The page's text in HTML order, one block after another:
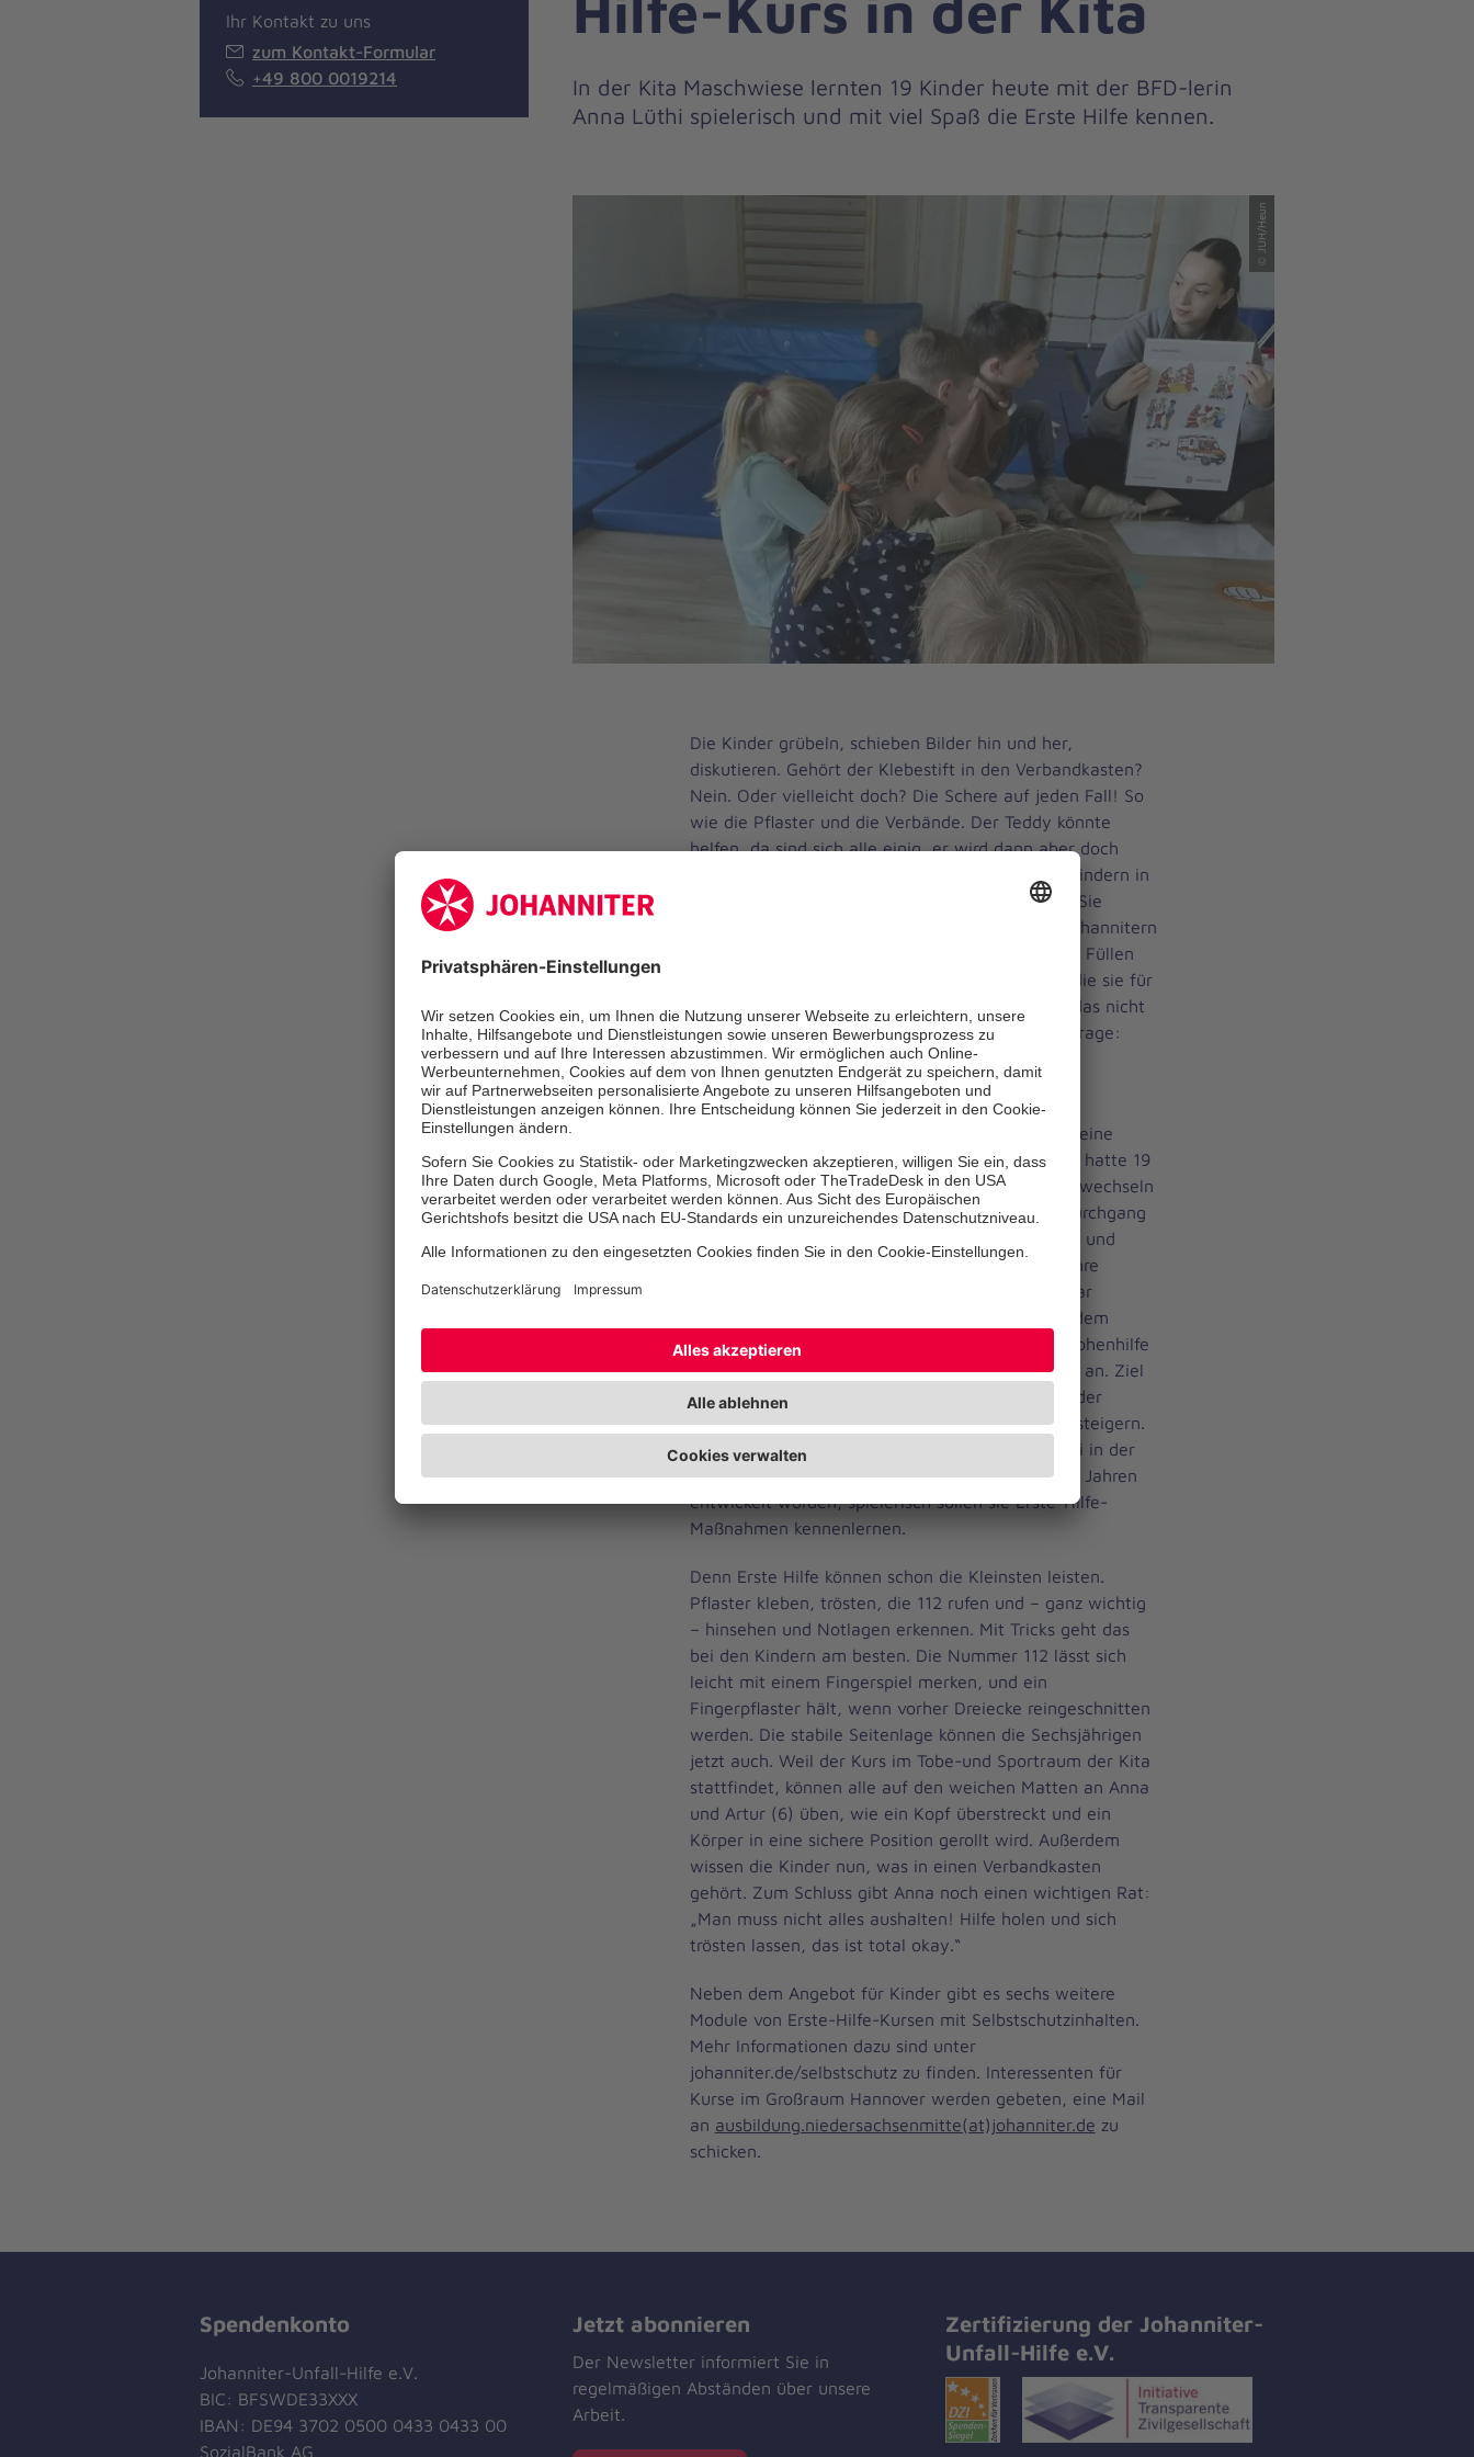
In der Kita Maschwiese lernten 19 Kinder heute mit der BFD-lerin
Anna Lüthi spielerisch und mit viel Spaß die Erste Hilfe kennen.
© JUH/Heun
Die Kinder grübeln, schieben Bilder hin und her,
diskutieren. Gehört der Klebestift in den Verbandkasten?
Nein. Oder vielleicht doch? Die Schere auf jeden Fall! So
wie die Pflaster und die Verbände. Der Teddy könnte
helfen, da sind sich alle einig, er wird dann aber doch
aussortiert. Anna Sophie Lüthi (20) schaut den Kindern in
der Kita Maschwiese in Sehnde aufmerksam zu. Sie
macht zurzeit einen Freiwilligendienst bei den Johannitern
und ist heute für einen Erste-Hilfe-Kurs hier. Das Füllen
eines Verbandkastens gehört zu den Aufgaben, die sie für
die Sechsjährigen mitgebracht hat, ebenso wie das nicht
ganz einfach Pflasterkleben am Finger und die Frage:
„Welche Nummer hat der Notruf? Und wer sitzt
eigentlich am anderen Ende?“
Für die Kita Maschwiese ist der Erste-Hilfe-Kurs eine
Premiere. Einrichtungsleiterin Manuela Stierwald hatte 19
der älteren Kinder, die im Sommer in die Schule wechseln
werden, angemeldet und ist nach dem ersten Durchgang
begeistert: „Die Kinder haben super mitgemacht und
kamen mit ihren Urkunden ganz stolz zurück in ihre
Gruppen.“ Charmanter Nebeneffekt: Der Kurs war
kostenlos. Die Johanniter bieten zusammen mit dem
Bundesamt für Bevölkerungsschutz und Katastrophenhilfe
(BBK) Erste-Hilfe-Kurse mit Selbstschutzinhalten an. Ziel
ist es, die Resilienz und praktischen Fähigkeiten der
Bevölkerung in außergewöhnlichen Notlagen zu steigern.
Das kindgerechte Modul 1, das Anna Sophie Lüthi in der
Kita lehrt, ist für Kinder zwischen fünf und zwölf Jahren
entwickelt worden, spielerisch sollen sie Erste-Hilfe-
Maßnahmen kennenlernen.
Denn Erste Hilfe können schon die Kleinsten leisten.
Pflaster kleben, trösten, die 112 rufen und – ganz wichtig
– hinsehen und Notlagen erkennen. Mit Tricks geht das
bei den Kindern am besten. Die Nummer 112 lässt sich
leicht mit einem Fingerspiel merken, und ein
Fingerpflaster hält, wenn vorher Dreiecke reingeschnitten
werden. Die stabile Seitenlage können die Sechsjährigen
jetzt auch. Weil der Kurs im Tobe-und Sportraum der Kita
stattfindet, können alle auf den weichen Matten an Anna
und Artur (6) üben, wie ein Kopf überstreckt und ein
Körper in eine sichere Position gerollt wird. Außerdem
wissen die Kinder nun, was in einen Verbandkasten
gehört. Zum Schluss gibt Anna noch einen wichtigen Rat:
„Man muss nicht alles aushalten! Hilfe holen und sich
trösten lassen, das ist total okay.“
Neben dem Angebot für Kinder gibt es sechs weitere
Module von Erste-Hilfe-Kursen mit Selbstschutzinhalten.
Mehr Informationen dazu sind unter
johanniter.de/selbstschutz zu finden. Interessenten für
Kurse im Großraum Hannover werden gebeten, eine Mail
an ausbildung.niedersachsenmitte(at)johanniter.de zu
schicken.
Ihr Kontakt zu uns
zum Kontakt-Formular
+49 800 0019214
Spendenkonto
Johanniter-Unfall-Hilfe e.V.
BIC: BFSWDE33XXX
IBAN: DE94 3702 0500 0433 0433 00
SozialBank AG
Jetzt abonnieren
Der Newsletter informiert Sie in
regelmäßigen Abständen über unsere
Arbeit.
Zertifizierung der Johanniter-
Unfall-Hilfe e.V.